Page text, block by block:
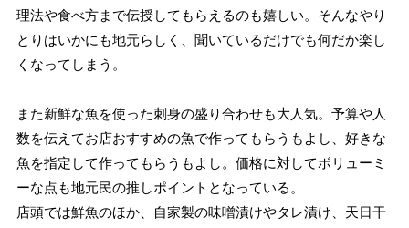
理法や食べ方まで伝授してもらえるのも嬉しい。そんなやり
とりはいかにも地元らしく、聞いているだけでも何だか楽し
くなってしまう。
また新鮮な魚を使った刺身の盛り合わせも大人気。予算や人
数を伝えてお店おすすめの魚で作ってもらうもよし、好きな
魚を指定して作ってもらうもよし。価格に対してボリューミ
ーな点も地元民の推しポイントとなっている。
店頭では鮮魚のほか、自家製の味噌漬けやタレ漬け、天日干